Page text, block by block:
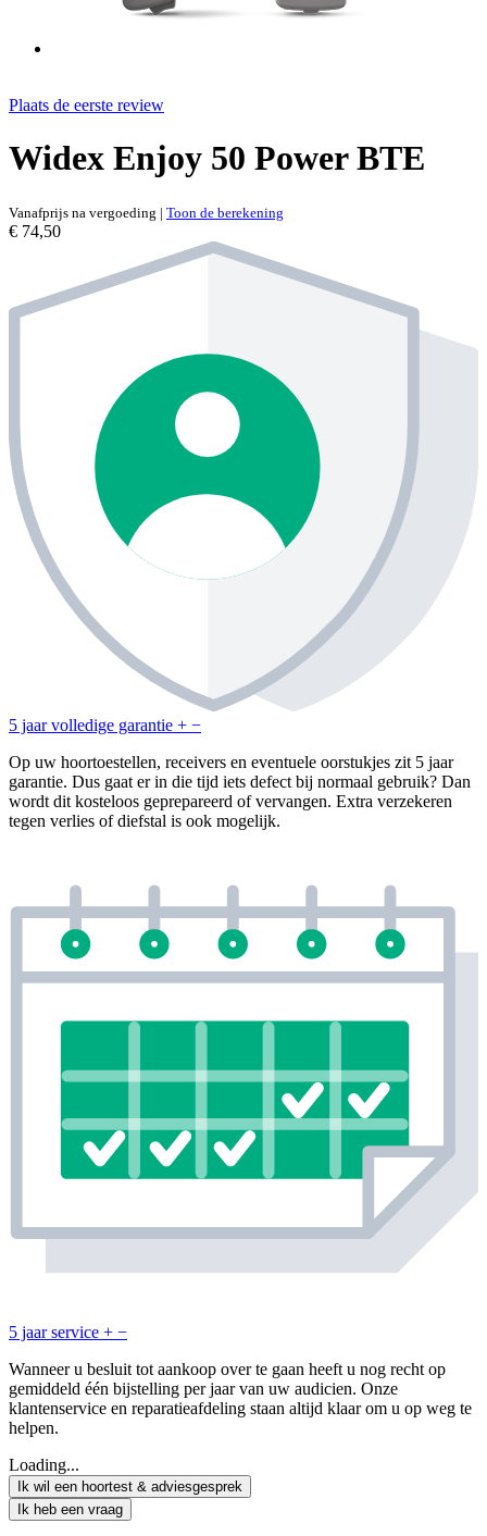
Plaats de eerste review
Widex Enjoy 50 Power BTE
Vanafprijs na vergoeding | Toon de berekening
€ 74,50
5 jaar volledige garantie + −
Op uw hoortoestellen, receivers en eventuele oorstukjes zit 5 jaar
garantie. Dus gaat er in die tijd iets defect bij normaal gebruik? Dan
wordt dit kosteloos geprepareerd of vervangen. Extra verzekeren
tegen verlies of diefstal is ook mogelijk.
5 jaar service + −
Wanneer u besluit tot aankoop over te gaan heeft u nog recht op
gemiddeld één bijstelling per jaar van uw audicien. Onze
klantenservice en reparatieafdeling staan altijd klaar om u op weg te
helpen.
Loading...
Ik wil een hoortest & adviesgesprek
Ik heb een vraag